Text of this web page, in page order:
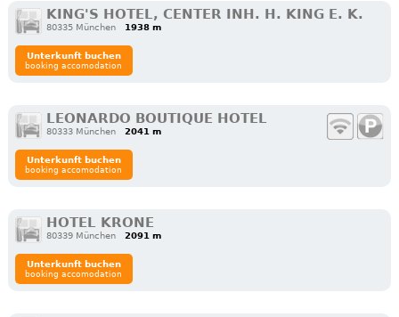
KING'S HOTEL, CENTER INH. H. KING E. K.
80335 München 1938 m
Unterkunft buchen
booking accomodation
LEONARDO BOUTIQUE HOTEL
80333 München 2041 m
Unterkunft buchen
booking accomodation
HOTEL KRONE
80339 München 2091 m
Unterkunft buchen
booking accomodation